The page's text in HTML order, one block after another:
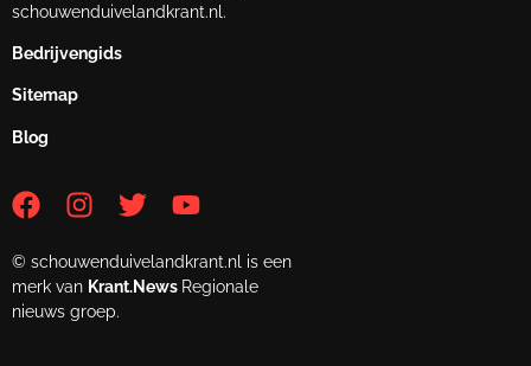
schouwenduivelandkrant.nl.
Bedrijvengids
Sitemap
Blog
© schouwenduivelandkrant.nl is een
merk van Krant.News Regionale
nieuws groep.